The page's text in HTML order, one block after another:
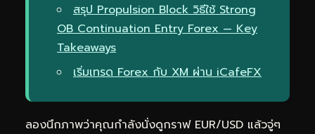
สรุป Propulsion Block วิธีใช้ Strong
OB Continuation Entry Forex — Key
Takeaways
เริ่มเทรด Forex กับ XM ผ่าน iCafeFX
ลองนึกภาพว่าคุณกำลังนั่งดูกราฟ EUR/USD แล้วจู่ๆ